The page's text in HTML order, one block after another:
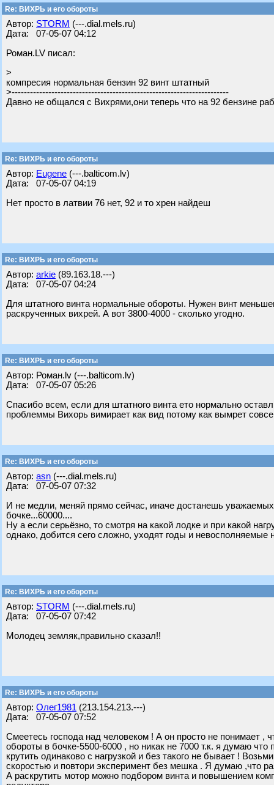
Re: ВИХРЬ и его обороты
Автор: STORM (---.dial.mels.ru)
Дата: 07-05-07 04:12
Роман.LV писал:
>
компресия нормальная бензин 92 винт штатный
>-----------------------------------------------------------------------
Давно не общался с Вихрями,они теперь что на 92 бензине
Re: ВИХРЬ и его обороты
Автор: Eugene (---.balticom.lv)
Дата: 07-05-07 04:19
Нет просто в латвии 76 нет, 92 и то хрен найдеш
Re: ВИХРЬ и его обороты
Автор: arkie (89.163.18.---)
Дата: 07-05-07 04:24
Для штатного винта нормальные обороты. Нужен винт
раскрученных вихрей. А вот 3800-4000 - сколько угодно.
Re: ВИХРЬ и его обороты
Автор: Роман.lv (---.balticom.lv)
Дата: 07-05-07 05:26
Спасибо всем, если для штатного винта ето нормально
проблеммы Вихорь вимирает как вид потому как вымрет
Re: ВИХРЬ и его обороты
Автор: asn (---.dial.mels.ru)
Дата: 07-05-07 07:32
И не медли, меняй прямо сейчас, иначе достанешь
бочке...60000....
Ну а если серьёзно, то смотря на какой лодке и при какой
однако, добится сего сложно, уходят годы и
Re: ВИХРЬ и его обороты
Автор: STORM (---.dial.mels.ru)
Дата: 07-05-07 07:42
Молодец земляк,правильно сказал!!
Re: ВИХРЬ и его обороты
Автор: Олег1981 (213.154.213.---)
Дата: 07-05-07 07:52
Смеетесь господа над человеком ! А он просто не понимает ,
обороты в бочке-5500-6000 , но никак не 7000 т.к. я думаю
крутить одинаково с нагрузкой и без такого не бывает !
скоростью и повтори эксперимент без мешка . Я думаю ,что
А раскрутить мотор можно подбором винта и повышением